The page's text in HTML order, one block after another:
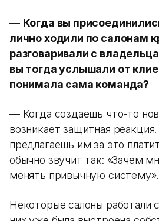
— Когда вы
лично ходили по салонам
разговаривали с
вы тогда услышали от
понимала сама команда?
— Когда создаешь что-то
возникает защитная
предлагаешь им за это
обычно звучит так: «Зачем
менять привычную систему».
Некоторые салоны работали